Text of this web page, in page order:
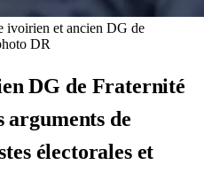
ivoirien et ancien DG de
DR
DG de Fraternité
arguments de
électorales et